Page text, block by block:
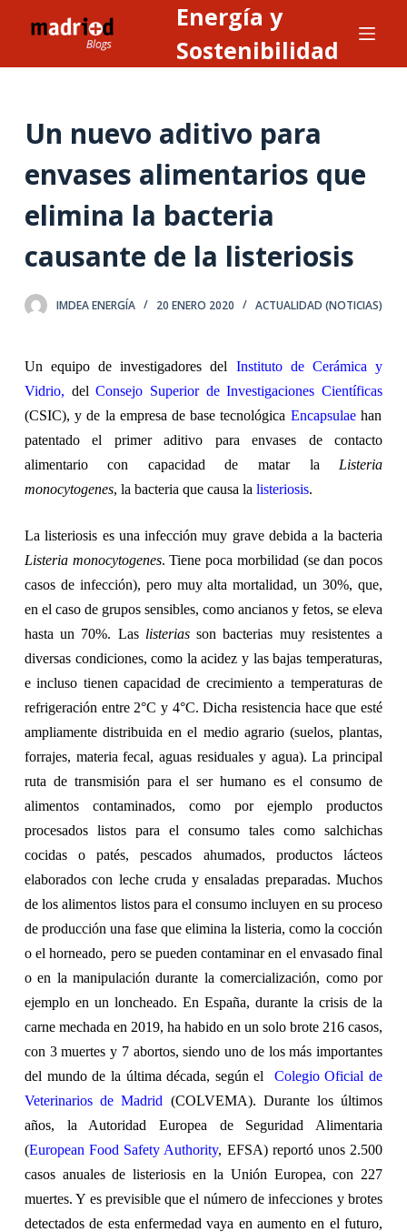
l
n
e
d
Energía y
Sostenibilidad
Un nuevo aditivo para
envases alimentarios que
elimina la bacteria
causante de la listeriosis
IMDEA ENERGÍA 20 ENERO 2020 ACTUALIDAD (NOTICIAS)
Un equipo de investigadores del Instituto de Cerámica y
Vidrio, delConsejo Superior de Investigaciones Científicas
(CSIC), y de la empresa de base tecnológica Encapsulaehan
patentado el primer aditivo para envases de contacto
alimentario con capacidad de matar la Listeria
monocytogenes, la bacteria que causa la listeriosis.
La listeriosis es una infección muy grave debida a la bacteria
Listeria monocytogenes. Tiene poca morbilidad (se dan pocos
casos de infección), pero muy alta mortalidad, un 30%, que,
en el caso de grupos sensibles, como ancianos y fetos, se eleva
hasta un 70%. Las listeriasson bacterias muy resistentes a
diversas condiciones, como la acidez y las bajas temperaturas,
e incluso tienen capacidad de crecimiento a temperaturas de
refrigeración entre 2°C y 4°C. Dicha resistencia hace que esté
ampliamente distribuida en el medio agrario (suelos, plantas,
forrajes, materia fecal, aguas residuales y agua). La principal
ruta de transmisión para el ser humano es el consumo de
alimentos contaminados, como por ejemplo productos
procesados listos para el consumo tales como salchichas
cocidas o patés, pescados ahumados, productos lácteos
elaborados con leche cruda y ensaladas preparadas. Muchos
de los alimentos listos para el consumo incluyen en su proceso
de producción una fase que elimina la listeria, como la cocción
o el horneado, pero se pueden contaminar en el envasado final
o en la manipulación durante la comercialización, como por
ejemplo en un loncheado. En España, durante la crisis de la
carne mechada en 2019, ha habido en un solo brote 216 casos,
con 3 muertes y 7 abortos, siendo uno de los más importantes
del mundo de la última década, según el
Colegio Oficial de
Veterinarios de Madrid (COLVEMA). Durante los últimos
años, la Autoridad Europea de Seguridad Alimentaria
(European Food Safety Authority, EFSA) reportó unos 2.500
casos anuales de listeriosis en la Unión Europea, con 227
muertes. Y es previsible que el número de infecciones y brotes
detectados de esta enfermedad vaya en aumento en el futuro,